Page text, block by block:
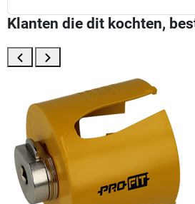
Klanten die dit kochten,